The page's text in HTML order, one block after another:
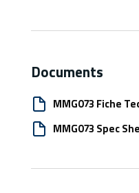
Documents
MMG073 Fiche
MMG073 Spec